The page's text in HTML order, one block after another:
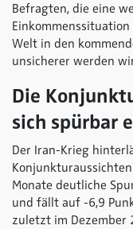
Befragten, die eine
Welt in den
unsicherer werden
Die
sich spürbar
Der Iran-Krieg
Monate deutliche
und fällt auf -6,9
zuletzt im Dezember